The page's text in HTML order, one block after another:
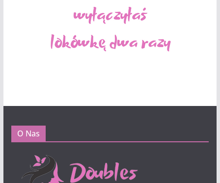
O Nas